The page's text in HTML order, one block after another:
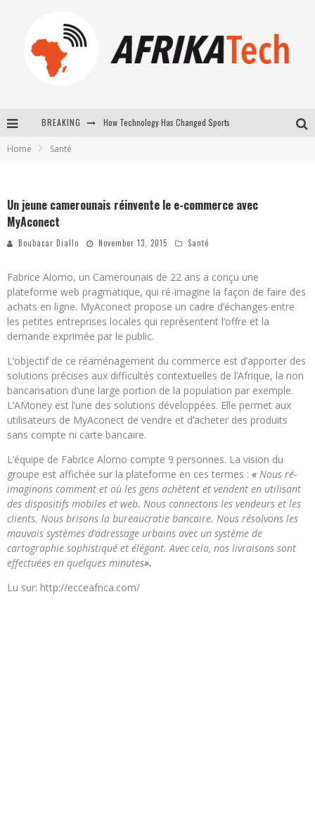
BREAKING
Home Santé
Un jeune camerounais réinvente le e-commerce avec
MyAconect
Boubacar Diallo November 13, 2015 Santé
Fabrice Alomo, un Camerounais de 22 ans a conçu une
plateforme web pragmatique, qui ré-imagine la façon de faire des
achats en ligne. MyAconect propose un cadre d’échanges entre
les petites entreprises locales qui représentent l’offre et la
demande exprimée par le public.
L’objectif de ce réaménagement du commerce est d’apporter des
solutions précises aux difficultés contextuelles de l’Afrique, la non
bancarisation d’une large portion de la population par exemple.
L’AMoney est l’une des solutions développées. Elle permet aux
utilisateurs de MyAconect de vendre et d’acheter des produits
sans compte ni carte bancaire.
L’équipe de Fabrice Alomo compte 9 personnes. La vision du
groupe est affichée sur la plateforme en ces termes : « Nous ré-
imaginons comment et où les gens achètent et vendent en utilisant
des dispositifs mobiles et web. Nous connectons les vendeurs et les
clients. Nous brisons la bureaucratie bancaire. Nous résolvons les
mauvais systèmes d’adressage urbains avec un système de
cartographie sophistiqué et élégant. Avec cela, nos livraisons sont
effectuées en quelques minutes».
Lu sur: http://ecceafrica.com/